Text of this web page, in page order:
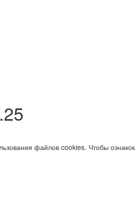
файлов cookies. Чтобы